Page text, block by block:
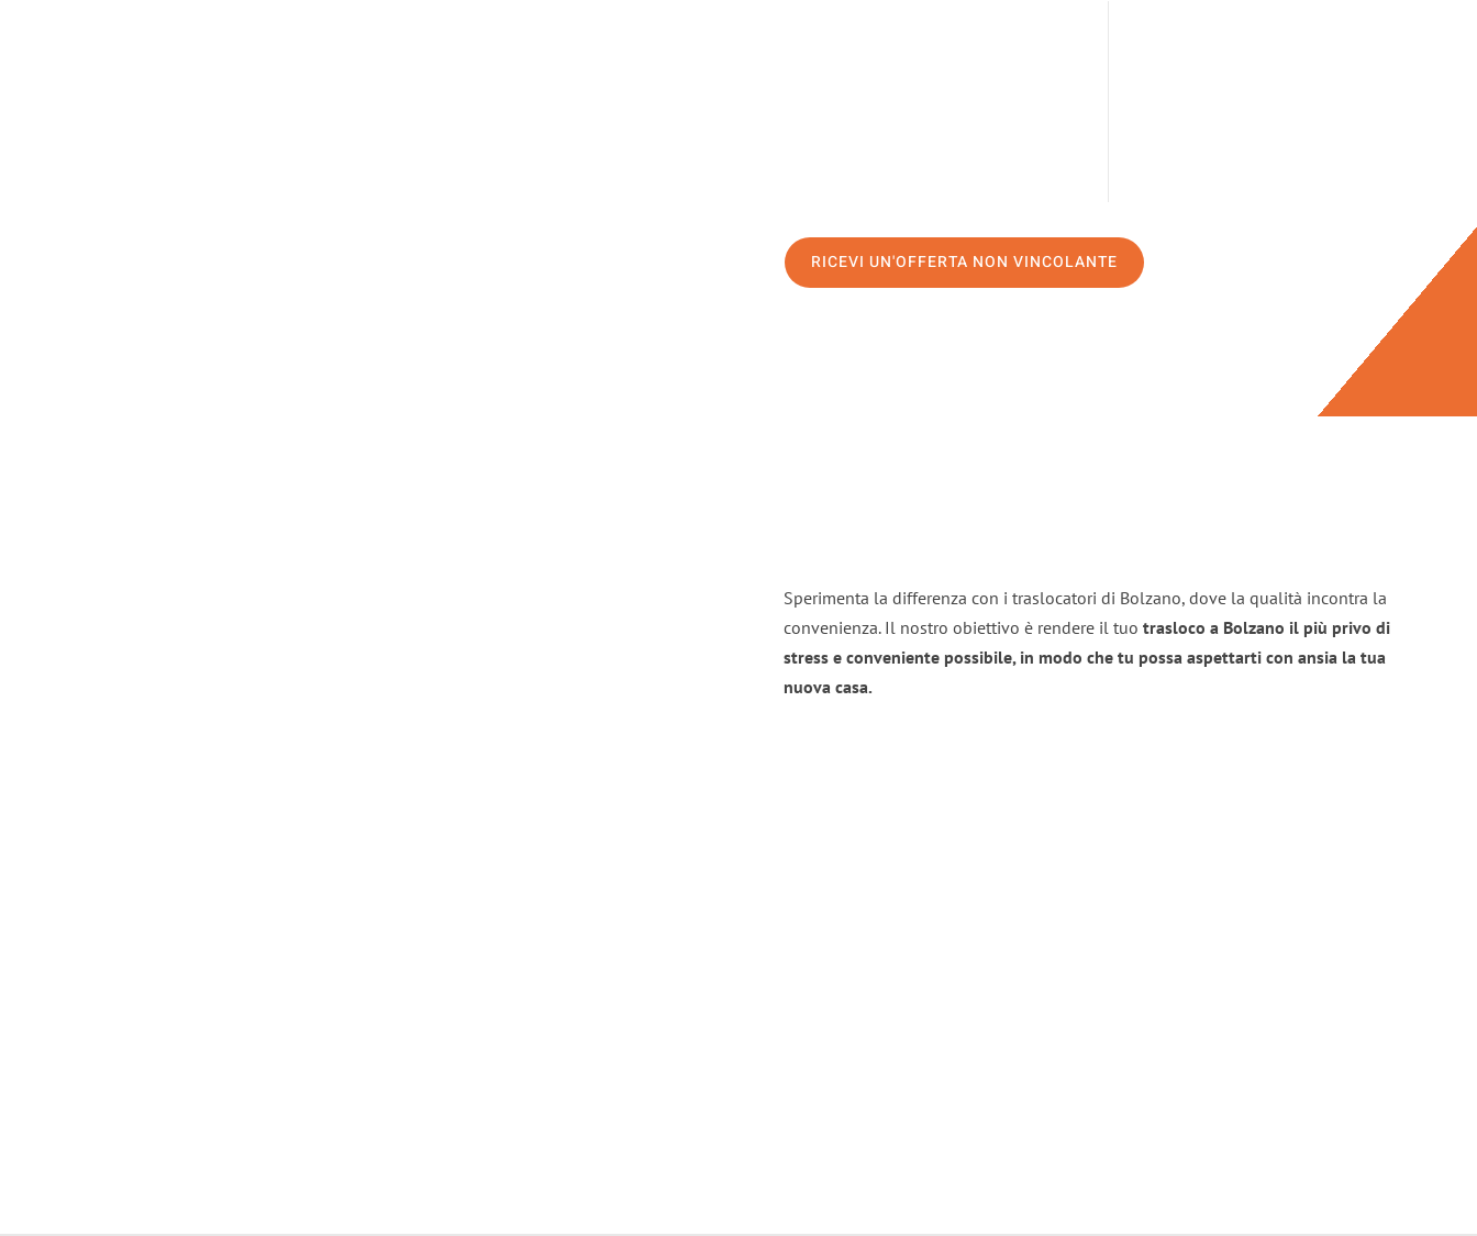
RICEVI UN'OFFERTA NON VINCOLANTE
Sperimenta la differenza con i traslocatori di Bolzano, dove la qualità incontra la
convenienza. Il nostro obiettivo è rendere il tuo trasloco a Bolzano il più privo di
stress e conveniente possibile, in modo che tu possa aspettarti con ansia la tua
nuova casa.